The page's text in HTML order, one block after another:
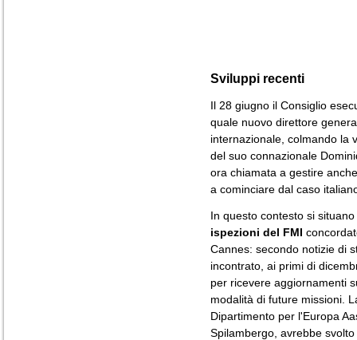
Sviluppi recenti
Il 28 giugno il Consiglio
quale nuovo direttore
internazionale, colmando la
del suo connazionale
ora chiamata a gestire
a cominciare dal caso
In questo contesto si
ispezioni del FMI
Cannes: secondo notizie di
incontrato, ai primi di
per ricevere aggiornamenti
modalità di future missioni.
Dipartimento per l'Europa
Spilambergo, avrebbe